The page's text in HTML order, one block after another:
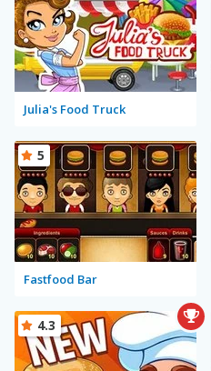
Julia's Food Truck
Fastfood Bar
5
4.3